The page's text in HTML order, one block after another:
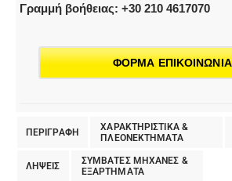
Γραμμή βοήθειας: +30 210 4617070
ΦΟΡΜΑ
ΠΕΡΙΓΡΑΦΗ
ΧΑΡΑΚΤΗΡΙΣΤΙΚΑ &
ΠΛΕΟΝΕΚΤΗΜΑΤΑ
ΛΗΨΕΙΣ
ΣΥΜΒΑΤΕΣ ΜΗΧΑΝΕΣ &
ΕΞΑΡΤΗΜΑΤΑ